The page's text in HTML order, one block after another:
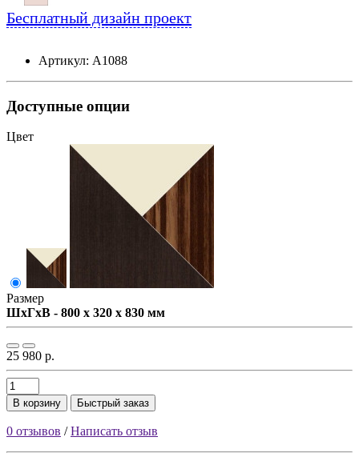
Бесплатный дизайн проект
Артикул: А1088
Доступные опции
Цвет
Размер
ШxГxВ - 800 x 320 x 830 мм
25 980 р.
В корзину Быстрый заказ
0 отзывов /Написать отзыв